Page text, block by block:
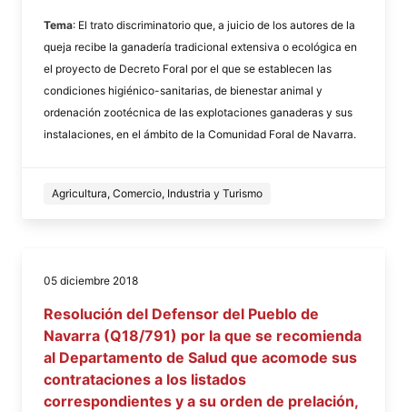
Tema: El trato discriminatorio que, a juicio de los autores de la
queja recibe la ganadería tradicional extensiva o ecológica en
el proyecto de Decreto Foral por el que se establecen las
condiciones higiénico-sanitarias, de bienestar animal y
ordenación zootécnica de las explotaciones ganaderas y sus
instalaciones, en el ámbito de la Comunidad Foral de Navarra.
Agricultura, Comercio, Industria y Turismo
05 diciembre 2018
Resolución del Defensor del Pueblo de
Navarra (Q18/791) por la que se recomienda
al Departamento de Salud que acomode sus
contrataciones a los listados
correspondientes y a su orden de prelación,